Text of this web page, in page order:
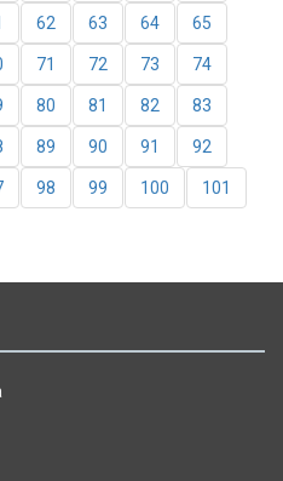
62 63 64 65
71 72 73 74
80 81 82 83
89 90 91 92
98 99 100 101